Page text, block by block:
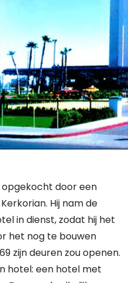
opgekocht door een
Hij nam de
in dienst, zodat hij het
het nog te bouwen
zijn deuren zou openen.
hotel: een hotel met